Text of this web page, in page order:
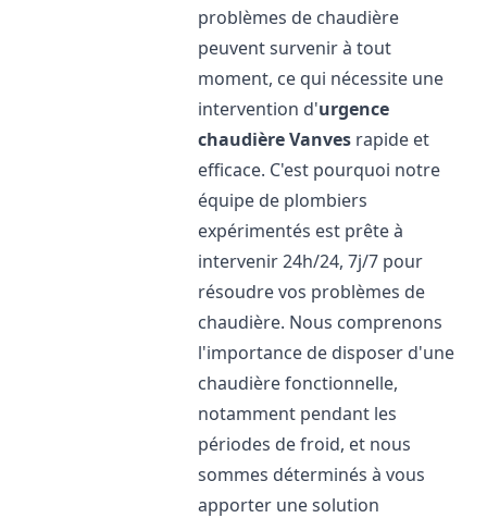
problèmes de chaudière
peuvent survenir à tout
moment, ce qui nécessite une
intervention d'urgence
chaudièreVanves rapide et
efficace. C'est pourquoi notre
équipe de plombiers
expérimentés est prête à
intervenir 24h/24, 7j/7 pour
résoudre vos problèmes de
chaudière. Nous comprenons
l'importance de disposer d'une
chaudière fonctionnelle,
notamment pendant les
périodes de froid, et nous
sommes déterminés à vous
apporter une solution